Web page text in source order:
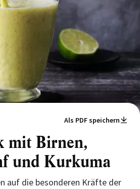
Als PDF speichern
mit Birnen,
und Kurkuma
auf die besonderen Kräfte der